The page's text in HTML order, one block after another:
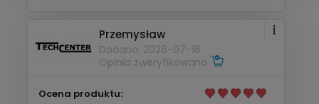
Przemysław
Dodano: 2026-07-16
Opinia zweryfikowana
Ocena produktu: